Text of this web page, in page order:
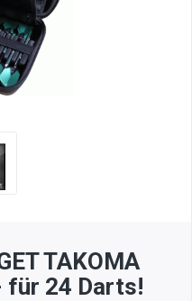
TAKOMA
für 24 Darts!